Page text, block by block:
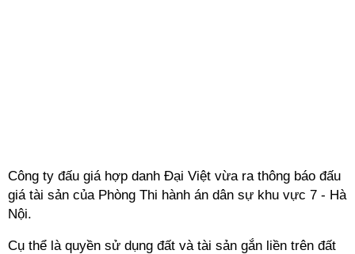
Công ty đấu giá hợp danh Đại Việt vừa ra thông báo đấu
giá tài sản của Phòng Thi hành án dân sự khu vực 7 - Hà
Nội.
Cụ thể là quyền sử dụng đất và tài sản gắn liền trên đất